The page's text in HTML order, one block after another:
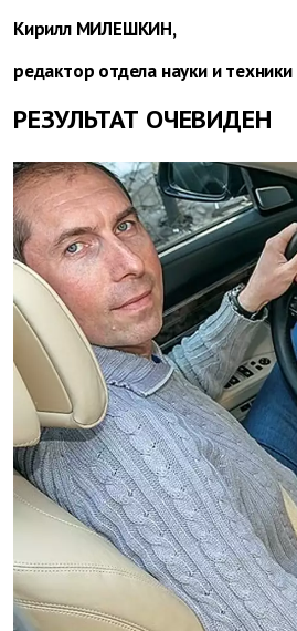
Кирилл МИЛЕШКИН,
редактор отдела науки и техники
РЕЗУЛЬТАТ ОЧЕВИДЕН